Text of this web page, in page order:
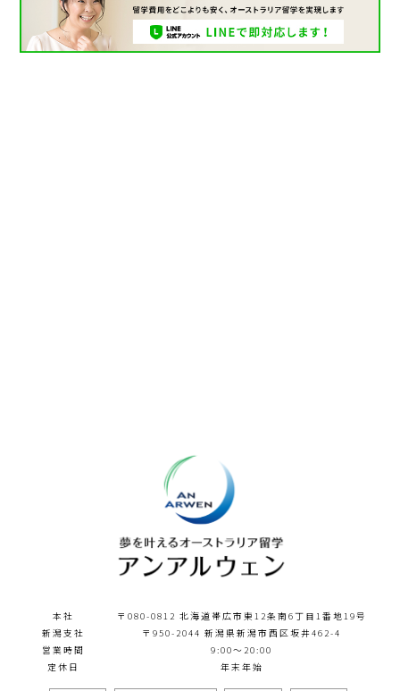
本社
〒080-0812 北海道帯広市東12条南6丁目1番地19号
新潟支社
〒950-2044 新潟県新潟市西区坂井462-4
営業時間
9:00～20:00
定休日
年末年始